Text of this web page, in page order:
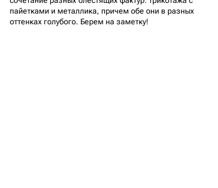
пайетками и металлика, причем обе они в разных
оттенках голубого. Берем на заметку!